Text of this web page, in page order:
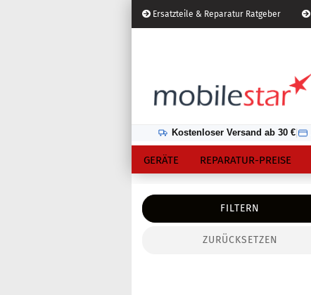
Ersatzteile & Reparatur Ratgeber
Kostenloser Versand ab 30 €
GERÄTE REPARATUR-PREISE
FILTERN
ZURÜCKSETZEN